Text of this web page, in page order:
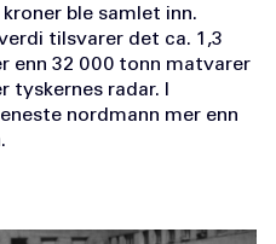
ble samlet inn.
tilsvarer det ca. 1,3
enn 32 000 tonn matvarer
tyskernes radar. I
nordmann mer enn